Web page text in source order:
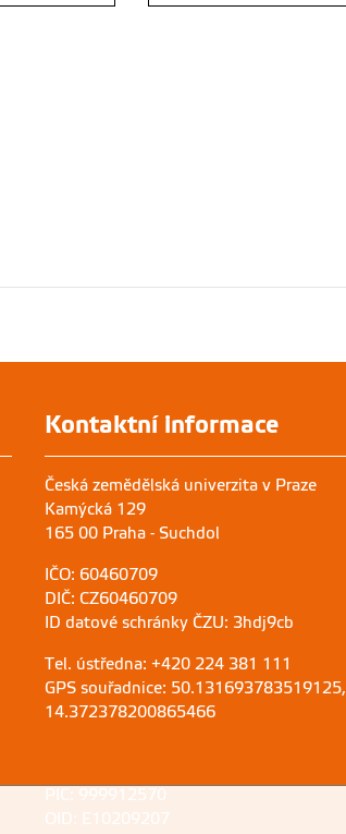
Kontaktní informace
Česká zemědělská univerzita v Praze
Kamýcká 129
165 00 Praha - Suchdol
IČO: 60460709
DIČ: CZ60460709
ID datové schránky ČZU: 3hdj9cb
Tel. ústředna: +420 224 381 111
GPS souřadnice: 50.131693783519125,
14.372378200865466
PIC: 999912570
OID: E10209207